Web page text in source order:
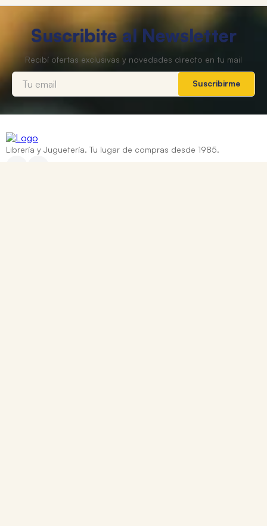
Suscribite al Newsletter
Suscribirme
Librería y Juguetería. Tu lugar de compras desde 1985.